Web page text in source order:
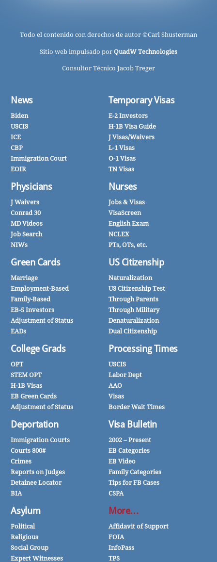
Todo el contenido con derechos de autor ©Carl Shusterman
Sitio web impulsado por QuadW Technologies
Consultor Técnico Jacob Treger
News
Biden
USCIS
ICE
CBP
Immigration Court
EOIR
Physicians
J Waivers
Conrad 30
MD Videos
Job Search
NIWs
Green Cards
Marriage
Employment-Based
Family-Based
EB-5 Investors
Adjustment of Status
EADs
College Grads
OPT
STEM OPT
H-1B Visas
EB Green Cards
Adjustment of Status
Deportation
Immigration Courts
Courts 800#
Crimes
Reports on Judges
Detainee Locator
BIA
Asylum
Political
Religious
Social Group
Expert Witnesses
Temporary Visas
E-2 Investors
H-1B Visa Guide
J Visas/Waivers
L-1 Visas
O-1 Visas
TN Visas
Nurses
Jobs & Visas
VisaScreen
English Exam
NCLEX
PTs, OTs, etc.
US Citizenship
Naturalization
US Citizenship Test
Through Parents
Through Military
Denaturalization
Dual Citizenship
Processing Times
USCIS
Labor Dept
AAO
Visas
Border Wait Times
Visa Bulletin
2002 – Present
EB Categories
EB Video
Family Categories
Tips for FB Cases
CSPA
More…
Affidavit of Support
FOIA
InfoPass
TPS